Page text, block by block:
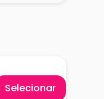
Selecionar